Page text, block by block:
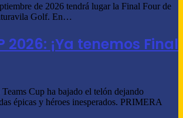
de 2026 tendrá lugar la Final Four de
Golf. En…
2026: ¡Ya tenemos Final
Cup ha bajado el telón dejando
épicas y héroes inesperados. PRIMERA